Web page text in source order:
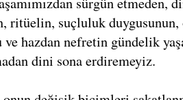
ritüelin, suçluluk
ve hazdan nefretin gündelik
dini sona erdiremeyiz.